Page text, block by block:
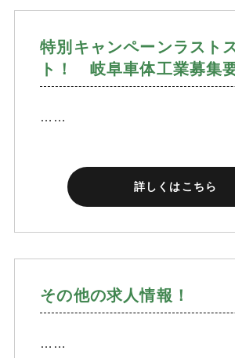
特別キャンペーンラスト
ト！ 岐阜車体工業募集
……
詳しくはこちら
その他の求人情報！
……